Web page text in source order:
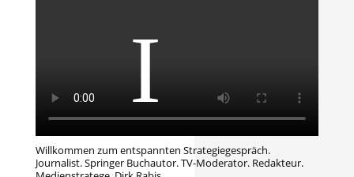
Willkommen zum entspannten Strategiegespräch.
Journalist. Springer Buchautor. TV-Moderator. Redakteur.